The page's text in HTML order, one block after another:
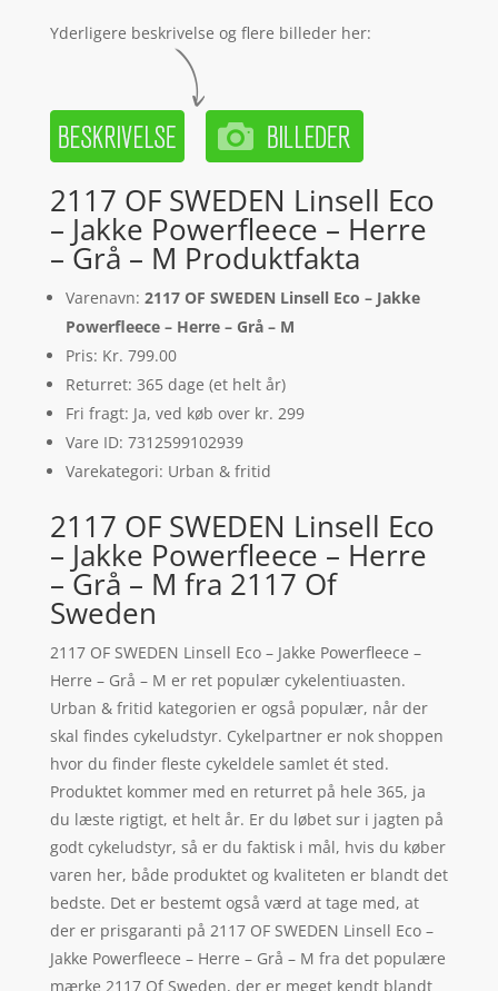
Yderligere beskrivelse og flere billeder her:
2117 OF SWEDEN Linsell Eco
– Jakke Powerfleece – Herre
– Grå – M Produktfakta
Varenavn: 2117 OF SWEDEN Linsell Eco – Jakke
Powerfleece – Herre – Grå – M
Pris: Kr. 799.00
Returret: 365 dage (et helt år)
Fri fragt: Ja, ved køb over kr. 299
Vare ID: 7312599102939
Varekategori: Urban & fritid
2117 OF SWEDEN Linsell Eco
– Jakke Powerfleece – Herre
– Grå – M fra 2117 Of
Sweden
2117 OF SWEDEN Linsell Eco – Jakke Powerfleece –
Herre – Grå – M er ret populær cykelentiuasten.
Urban & fritid kategorien er også populær, når der
skal findes cykeludstyr. Cykelpartner er nok shoppen
hvor du finder fleste cykeldele samlet ét sted.
Produktet kommer med en returret på hele 365, ja
du læste rigtigt, et helt år. Er du løbet sur i jagten på
godt cykeludstyr, så er du faktisk i mål, hvis du køber
varen her, både produktet og kvaliteten er blandt det
bedste. Det er bestemt også værd at tage med, at
der er prisgaranti på 2117 OF SWEDEN Linsell Eco –
Jakke Powerfleece – Herre – Grå – M fra det populære
mærke 2117 Of Sweden, der er meget kendt blandt